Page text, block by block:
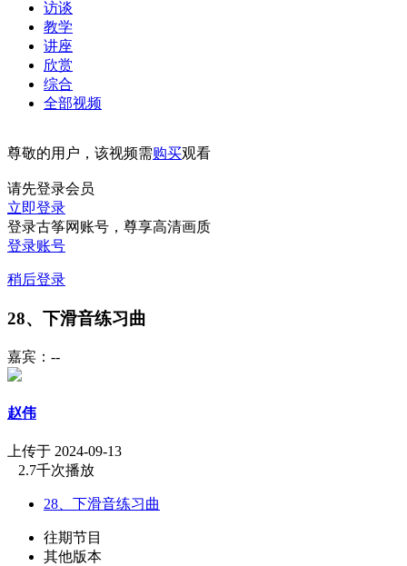
访谈
教学
讲座
欣赏
综合
全部视频
尊敬的用户，该视频需购买观看
请先登录会员
立即登录
登录古筝网账号，尊享高清画质
登录账号
稍后登录
28、下滑音练习曲
嘉宾：--
赵伟
上传于 2024-09-13
2.7千次播放
28、下滑音练习曲
往期节目
其他版本